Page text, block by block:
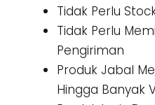
Tidak Perlu
Tidak Perlu
Pengiriman
Produk Jabal
Hingga Banyak